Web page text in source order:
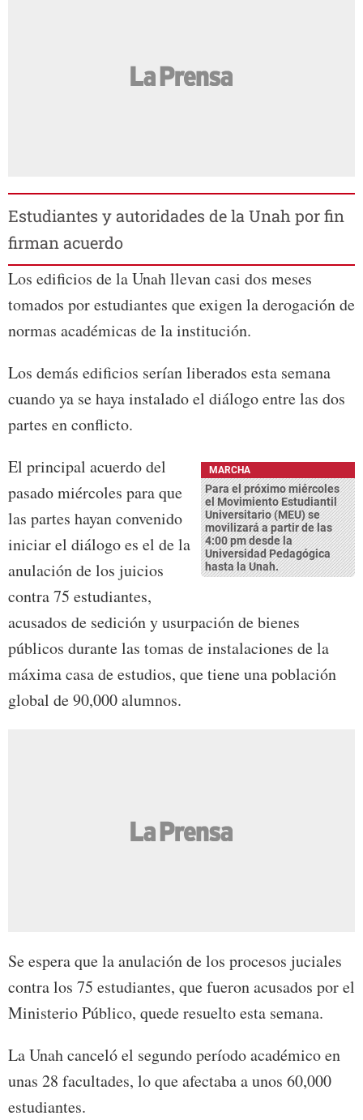
Estudiantes y autoridades de la Unah por fin
firman acuerdo
Los edificios de la Unah llevan casi dos meses
tomados por estudiantes que exigen la derogación de
normas académicas de la institución.
Los demás edificios serían liberados esta semana
cuando ya se haya instalado el diálogo entre las dos
partes en conflicto.
MARCHA
Para el próximo miércoles
elMovimiento Estudiantil
Universitario (MEU)se
movilizará a partir de las
4:00 pm desde la
Universidad Pedagógica
hasta la Unah.
El principal acuerdo del
pasado miércoles para que
las partes hayan convenido
iniciar el diálogo es el de la
anulación de los juicios
contra 75 estudiantes,
acusados de sedición y usurpación de bienes
públicos durante las tomas de instalaciones de la
máxima casa de estudios, que tiene una población
global de 90,000 alumnos.
Se espera que la anulación de los procesos juciales
contra los 75 estudiantes, que fueron acusados por el
Ministerio Público, quede resuelto esta semana.
La Unah canceló el segundo período académico en
unas 28 facultades, lo que afectaba a unos 60,000
estudiantes.